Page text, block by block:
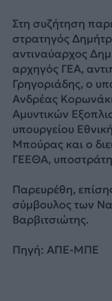
Στη συζήτηση
στρατηγός
αντιναύαρχος
αρχηγός ΓΕΑ,
Γρηγοριάδης, ο
Ανδρέας
Αμυντικών
υπουργείου
Μπούρας και ο
ΓΕΕΘΑ,
Παρευρέθη,
σύμβουλος των
Βαρβιτσιώτης.
Πηγή: ΑΠΕ-ΜΠΕ